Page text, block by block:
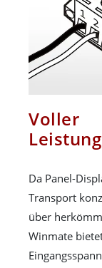
Voller
Da Panel-
Transport
über
Winmate